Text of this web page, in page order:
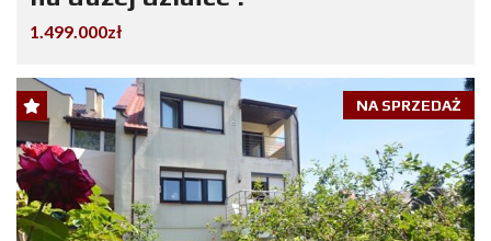
1.499.000zł
NA SPRZEDAŻ